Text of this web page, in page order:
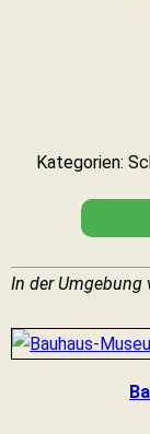
Kategorien:
In der Umgebung